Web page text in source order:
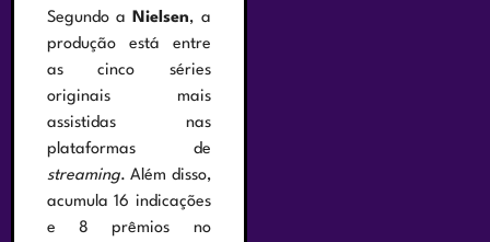
Segundo aNielsen, a
produção está entre
as cinco séries
originais mais
assistidas nas
plataformas de
streaming. Além disso,
acumula 16 indicações
e 8 prêmios no